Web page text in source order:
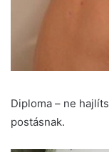
Diploma – ne
postásnak.